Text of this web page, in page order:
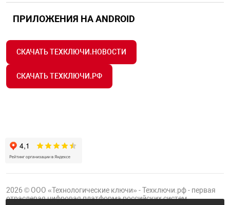
ПРИЛОЖЕНИЯ НА ANDROID
СКАЧАТЬ ТЕХКЛЮЧИ.НОВОСТИ
СКАЧАТЬ ТЕХКЛЮЧИ.РФ
2026 © ООО «Технологические ключи» - Техключи.рф - первая
отраслевая цифровая платформа российских систем